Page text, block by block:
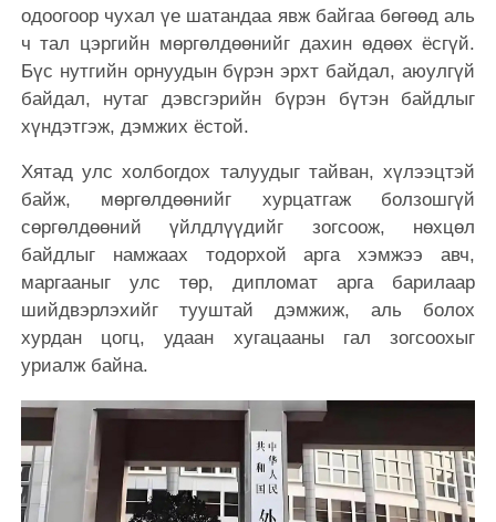
одоогоор чухал үе шатандаа явж байгаа бөгөөд аль
ч тал цэргийн мөргөлдөөнийг дахин өдөөх ёсгүй.
Бүс нутгийн орнуудын бүрэн эрхт байдал, аюулгүй
байдал, нутаг дэвсгэрийн бүрэн бүтэн байдлыг
хүндэтгэж, дэмжих ёстой.
Хятад улс холбогдох талуудыг тайван, хүлээцтэй
байж, мөргөлдөөнийг хурцатгаж болзошгүй
сөргөлдөөний үйлдлүүдийг зогсоож, нөхцөл
байдлыг намжаах тодорхой арга хэмжээ авч,
маргааныг улс төр, дипломат арга барилаар
шийдвэрлэхийг тууштай дэмжиж, аль болох
хурдан цогц, удаан хугацааны гал зогсоохыг
уриалж байна.